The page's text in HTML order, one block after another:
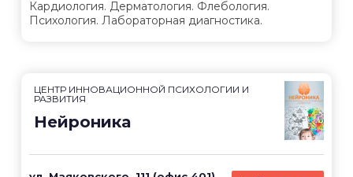
Кардиология. Дерматология. Флебология.
Психология. Лабораторная диагностика.
ЦЕНТР ИННОВАЦИОННОЙ ПСИХОЛОГИИ И
РАЗВИТИЯ
Нейроника